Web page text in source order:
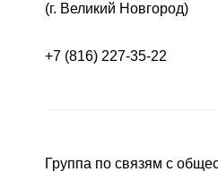
(г. Великий Новгород)
+7 (816) 227-35-22
Группа по связям с